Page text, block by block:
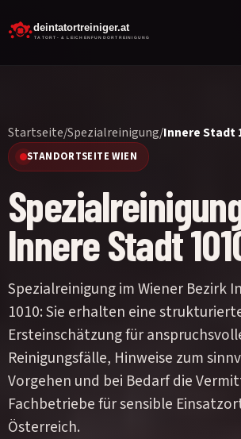
Startseite/Spezialreinigung/Innere Stadt
STANDORTSEITE WIEN
Innere Stadt
Spezialreinigung im Wiener Bezirk
1010: Sie erhalten eine
Ersteinschätzung für
Reinigungsfälle, Hinweise zum
Vorgehen und bei Bedarf die
Fachbetriebe für sensible
Österreich.